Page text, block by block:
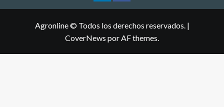
Agronline © Todos los derechos reservados. |
CoverNews por AF themes.